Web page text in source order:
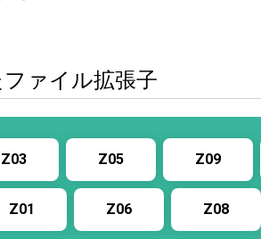
ァイル拡張子
Z03 Z05 Z09
Z01 Z06 Z08